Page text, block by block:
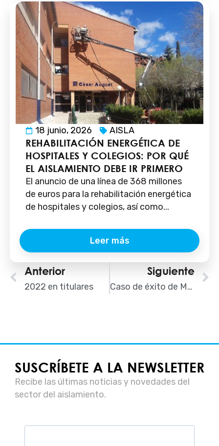
18 junio, 2026 AISLA
REHABILITACIÓN ENERGÉTICA DE
HOSPITALES Y COLEGIOS: POR QUÉ
EL AISLAMIENTO DEBE IR PRIMERO
El anuncio de una línea de 368 millones
de euros para la rehabilitación energética
de hospitales y colegios, así como...
Leer más
Ant
Anterior
2022 en titulares
Siguiente
Caso de éxito de MAPEI: restauración del dique de abrigo del Port Olímpic de Barcelona
SUSCRÍBETE A LA NEWSLETTER
Recibe las últimas noticias y novedades del
sector del aislamiento.